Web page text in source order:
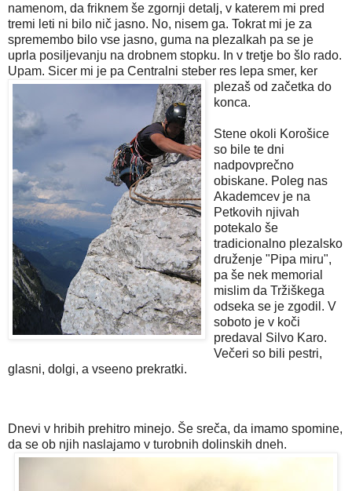
namenom, da friknem še zgornji detalj, v katerem mi pred
tremi leti ni bilo nič jasno. No, nisem ga. Tokrat mi je za
spremembo bilo vse jasno, guma na plezalkah pa se je
uprla posiljevanju na drobnem stopku. In v tretje bo šlo rado.
Upam. Sicer mi je pa Centralni steber res lepa smer, ker
plezaš od začetka do
konca.
Stene okoli Korošice
so bile te dni
nadpovprečno
obiskane. Poleg nas
Akademcev je na
Petkovih njivah
potekalo še
tradicionalno plezalsko
druženje "Pipa miru",
pa še nek memorial
mislim da Tržiškega
odseka se je zgodil. V
soboto je v koči
predaval Silvo Karo.
Večeri so bili pestri,
glasni, dolgi, a vseeno prekratki.
Dnevi v hribih prehitro minejo. Še sreča, da imamo spomine,
da se ob njih naslajamo v turobnih dolinskih dneh.